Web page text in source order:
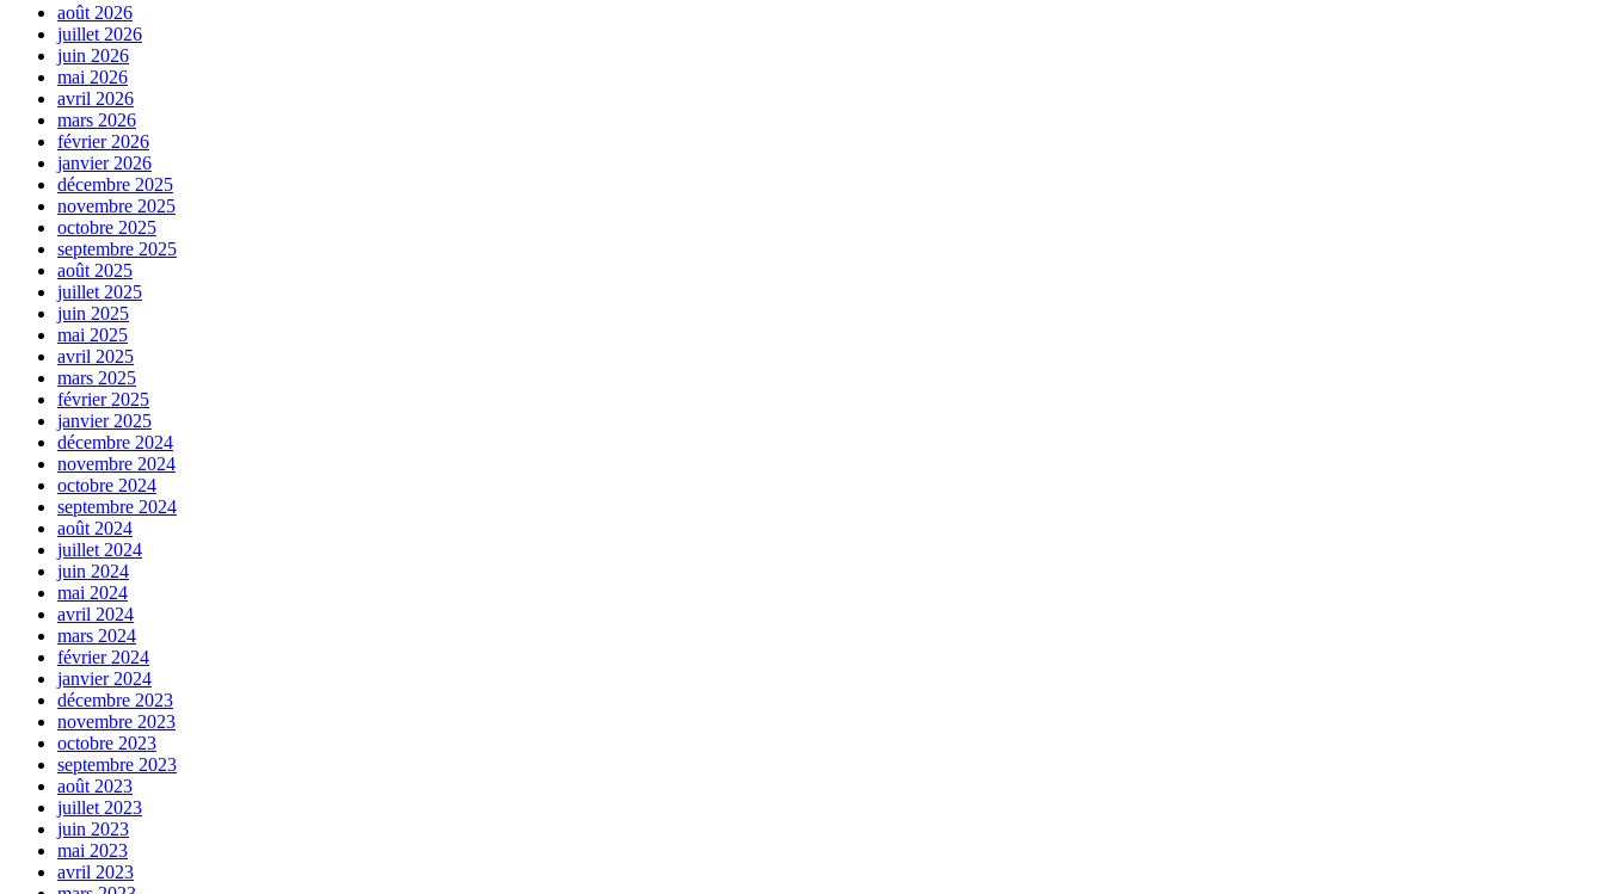
août 2026
juillet 2026
juin 2026
mai 2026
avril 2026
mars 2026
février 2026
janvier 2026
décembre 2025
novembre 2025
octobre 2025
septembre 2025
août 2025
juillet 2025
juin 2025
mai 2025
avril 2025
mars 2025
février 2025
janvier 2025
décembre 2024
novembre 2024
octobre 2024
septembre 2024
août 2024
juillet 2024
juin 2024
mai 2024
avril 2024
mars 2024
février 2024
janvier 2024
décembre 2023
novembre 2023
octobre 2023
septembre 2023
août 2023
juillet 2023
juin 2023
mai 2023
avril 2023